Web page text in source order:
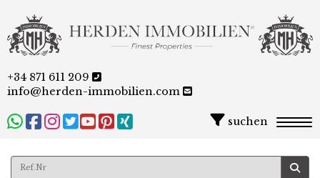
+34 871 611 209
info@herden-immobilien.com
suchen